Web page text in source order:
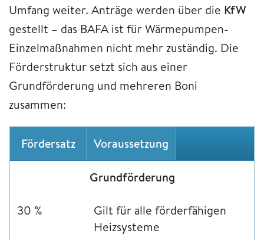
Umfang weiter. Anträge werden über die KfW
gestellt – das BAFA ist für Wärmepumpen-
Einzelmaßnahmen nicht mehr zuständig. Die
Förderstruktur setzt sich aus einer
Grundförderung und mehreren Boni
zusammen:
Fördersatz Voraussetzung
Grundförderung
30 %
Gilt für alle förderfähigen
Heizsysteme